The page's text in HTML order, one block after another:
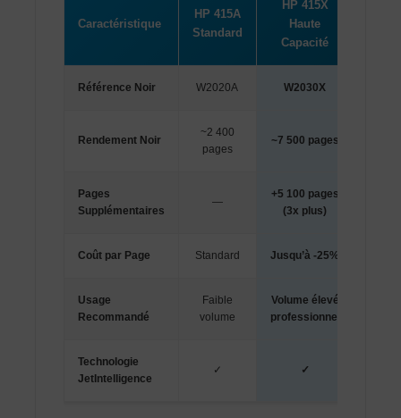
Caractéristique
HP 415A
Standard
HP 415X
Haute
Capacité
Référence Noir W2020A W2030X
Rendement Noir
~2 400
pages
~7 500 pages
Pages
Supplémentaires
—
+5 100 pages
(3x plus)
Coût par Page Standard Jusqu’à -25%
Usage
Recommandé
Faible
volume
Volume élevé
professionnel
Technologie
JetIntelligence
✓ ✓